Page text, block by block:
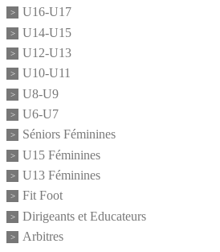
U16-U17
U14-U15
U12-U13
U10-U11
U8-U9
U6-U7
Séniors Féminines
U15 Féminines
U13 Féminines
Fit Foot
Dirigeants et Educateurs
Arbitres